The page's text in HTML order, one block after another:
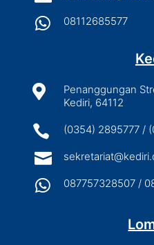
 08112685577

Penanggungan
Kediri, 64112
 (0354) 2895777 /

 087757328507 /